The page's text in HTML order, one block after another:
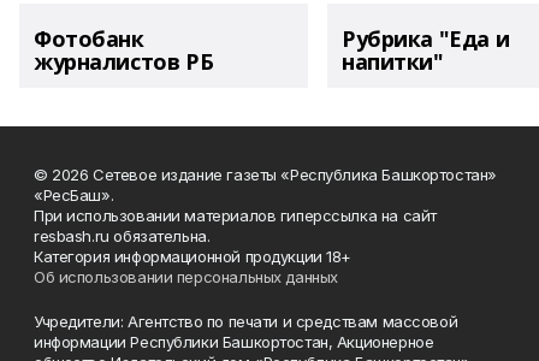
Фотобанк
журналистов РБ
Рубрика "Еда и
напитки"
© 2026 Сетевое издание газеты «Республика Башкортостан»
«РесБаш».
При использовании материалов гиперссылка на сайт
resbash.ru обязательна.
Категория информационной продукции 18+
Об использовании персональных данных
Учредители: Агентство по печати и средствам массовой
информации Республики Башкортостан, Акционерное